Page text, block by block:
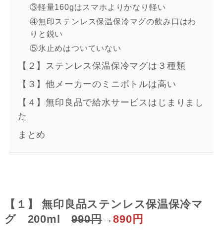
③軽量160gはスマホよりかなり軽い
④無印ステンレス保温保冷マグの飲み口はわ
りと鋭い
⑤氷止めはついていない
【２】ステンレス保温保冷マグは３種類
【３】他メーカーのミニボトルは高い
【４】無印良品で給水サービスはじまりまし
た
まとめ
【１】 無印良品ステンレス保温保冷マ
グ 200ml990円→890円